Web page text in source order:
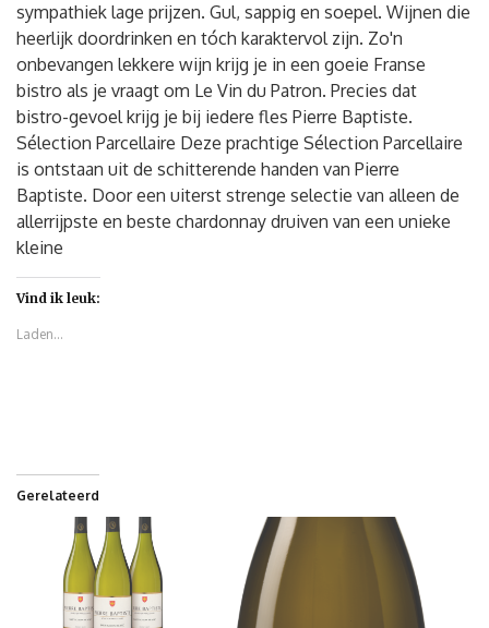
sympathiek lage prijzen. Gul, sappig en soepel. Wijnen die
heerlijk doordrinken en tóch karaktervol zijn. Zo'n
onbevangen lekkere wijn krijg je in een goeie Franse
bistro als je vraagt om Le Vin du Patron. Precies dat
bistro-gevoel krijg je bij iedere fles Pierre Baptiste.
Sélection Parcellaire Deze prachtige Sélection Parcellaire
is ontstaan uit de schitterende handen van Pierre
Baptiste. Door een uiterst strenge selectie van alleen de
allerrijpste en beste chardonnay druiven van een unieke
kleine
Vind ik leuk:
Laden...
Gerelateerd